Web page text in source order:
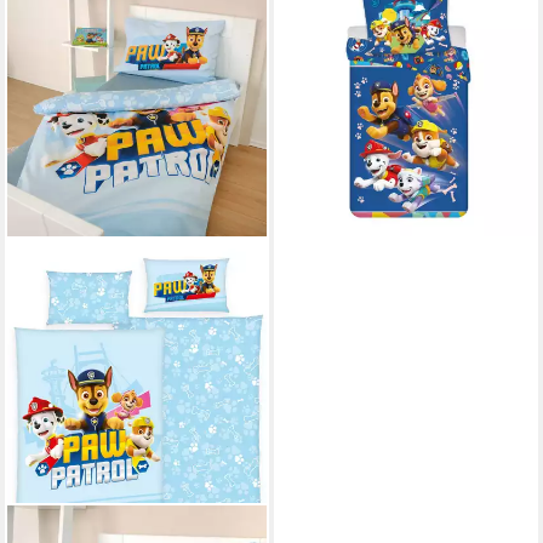
PAW PATROL
PAW PATROL
Babybettwäsche Mehrfarbig
Bettbezug Kissenbezug
Baumwolle 100 × 135 cm,
Baumwolle
lieferbar - in 4-5 Werktagen bei dir